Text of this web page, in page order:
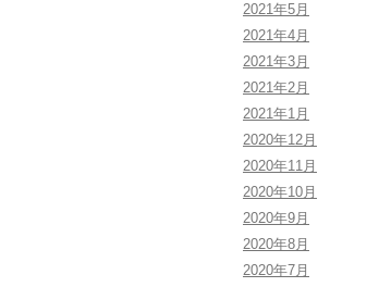
2021年5月
2021年4月
2021年3月
2021年2月
2021年1月
2020年12月
2020年11月
2020年10月
2020年9月
2020年8月
2020年7月